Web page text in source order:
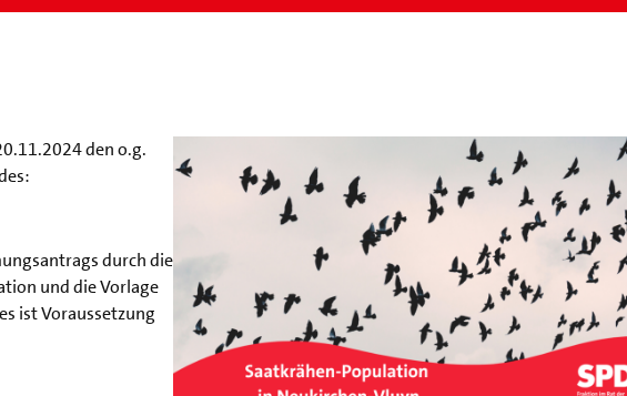
den o.g.
durch die
und die Vorlage
ist Voraussetzung